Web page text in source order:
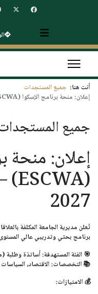
أنت هنا: جميع المستجدات
إعلان: منحة برنامج الإسكوا (ESCWA) – بيروت 2026-2027
جميع
إعلان: منحة
2027
تُعلن مديرية الجامعة المكلفة
برنامج بحثي وتدريبي عالي
🎯الفئة المستهدفة: أساتذة وطلبة
📚التخصصات: الاقتصاد، السياسات
💰الامتيازات: